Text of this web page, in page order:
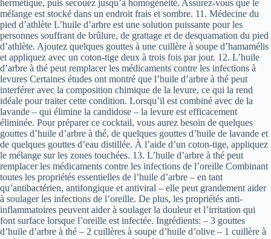
hermétique, puis secouez jusqu’à homogénéité. Assurez-vous que le
mélange est stocké dans un endroit frais et sombre. 11. Médecine du
pied d’athlète L’huile d’arbre est une solution puissante pour les
personnes souffrant de brûlure, de grattage et de desquamation du pied
d’athlète. Ajoutez quelques gouttes à une cuillère à soupe d’hamamélis
et appliquez avec un coton-tige deux à trois fois par jour. 12. L’huile
d’arbre à thé peut remplacer les médicaments contre les infections à
levures Certaines études ont montré que l’huile d’arbre à thé peut
interférer avec la composition chimique de la levure, ce qui la rend
idéale pour traiter cette condition. Lorsqu’il est combiné avec de la
lavande – qui élimine la candidose – la levure est efficacement
éliminée. Pour préparer ce cocktail, vous aurez besoin de quelques
gouttes d’huile d’arbre à thé, de quelques gouttes d’huile de lavande et
de quelques gouttes d’eau distillée. À l’aide d’un coton-tige, appliquez
le mélange sur les zones touchées. 13. L’huile d’arbre à thé peut
remplacer les médicaments contre les infections de l’oreille Combinant
toutes les propriétés essentielles de l’huile d’arbre – en tant
qu’antibactérien, antifongique et antiviral – elle peut grandement aider
à soulager les infections de l’oreille. De plus, les propriétés anti-
inflammatoires peuvent aider à soulager la douleur et l’irritation qui
font surface lorsque l’oreille est infectée. Ingrédients: – 3 gouttes
d’huile d’arbre à thé – 2 cuillères à soupe d’huile d’olive – 1 cuillère à